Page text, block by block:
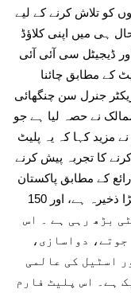
کو تلاش کرنے کے لیے
ہی میں اپنی کلاؤڈ
ڈیجیٹل سی آئی آئی
کے مطابق چائنا
جنرل سن چنگھائی
کہ آن لائن ملکی نمائش میں کل 30 ممالک نے حصہ لیا ہے جو
مزید کہا کہ یہ پلیٹ
کا تجربہ پیش کرنے
کے مطابق پاکستان
میں 60 ملین سے زیادہ افرادی قوت کا ایک بڑا ذخیرہ ہے، اور 150
بڑھ رہی ہے ۔ اس
دواسازی،
اسٹیل کی عالمی
ہے۔ اس پلیٹ فارم